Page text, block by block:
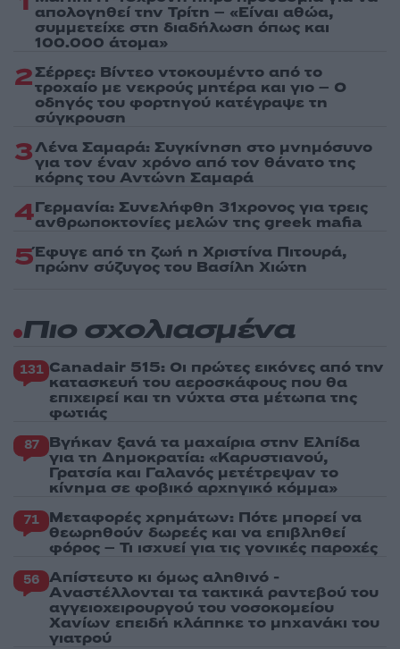
απολογηθεί την Τρίτη – «Είναι αθώα,
συμμετείχε στη διαδήλωση όπως και
100.000 άτομα»
2Σέρρες: Βίντεο ντοκουμέντο από το
τροχαίο με νεκρούς μητέρα και γιο – Ο
οδηγός του φορτηγού κατέγραψε τη
σύγκρουση
3Λένα Σαμαρά: Συγκίνηση στο μνημόσυνο
για τον έναν χρόνο από τον θάνατο της
κόρης του Αντώνη Σαμαρά
4Γερμανία: Συνελήφθη 31χρονος για τρεις
ανθρωποκτονίες μελών της greek mafia
5Έφυγε από τη ζωή η Χριστίνα Πιτουρά,
πρώην σύζυγος του Βασίλη Χιώτη
Πιο σχολιασμένα
131 Canadair 515: Οι πρώτες εικόνες από την
κατασκευή του αεροσκάφους που θα
επιχειρεί και τη νύχτα στα μέτωπα της
φωτιάς
87 Βγήκαν ξανά τα μαχαίρια στην Ελπίδα
για τη Δημοκρατία: «Καρυστιανού,
Γρατσία και Γαλανός μετέτρεψαν το
κίνημα σε φοβικό αρχηγικό κόμμα»
71 Μεταφορές χρημάτων: Πότε μπορεί να
θεωρηθούν δωρεές και να επιβληθεί
φόρος – Τι ισχυεί για τις γονικές παροχές
56 Απίστευτο κι όμως αληθινό -
Aναστέλλονται τα τακτικά ραντεβού του
αγγειοχειρουργού του νοσοκομείου
Χανίων επειδή κλάπηκε το μηχανάκι του
γιατρού